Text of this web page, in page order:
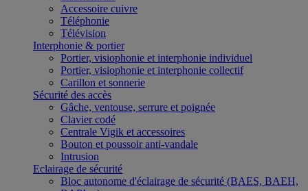
Accessoire cuivre
Téléphonie
Télévision
Interphonie & portier
Portier, visiophonie et interphonie individuel
Portier, visiophonie et interphonie collectif
Carillon et sonnerie
Sécurité des accès
Gâche, ventouse, serrure et poignée
Clavier codé
Centrale Vigik et accessoires
Bouton et poussoir anti-vandale
Intrusion
Eclairage de sécurité
Bloc autonome d'éclairage de sécurité (BAES, BAEH,